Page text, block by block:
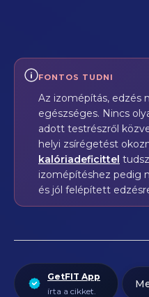
FONTOS TUDNI
Az izomépítás, edzés
egészséges. Nincs
adott testrészről
helyi zsírégetést
kalóriadeficittel
izomépítéshez pedig
és jól felépített
GetFIT App
írta a cikket.